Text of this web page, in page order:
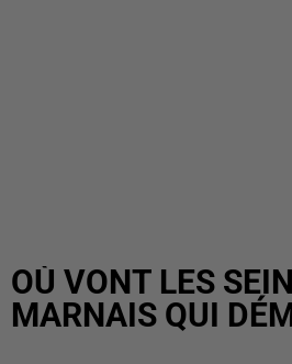
OÙ VONT LES
MARNAIS QUI